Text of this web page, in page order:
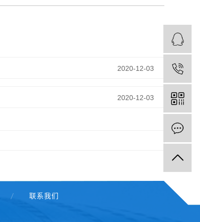
2020-12-03
2020-12-03
联系我们